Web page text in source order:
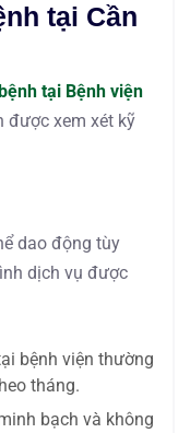
tại Cần
tại Bệnh viện
được xem xét kỹ
dao động tùy
dịch vụ được
bệnh viện thường
tháng.
bạch và không